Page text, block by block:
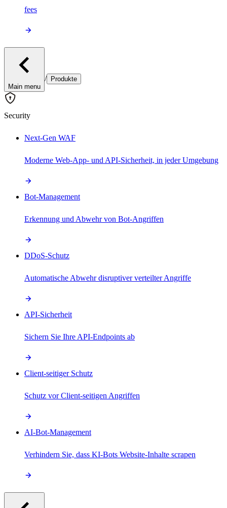
fees
Main menu
/ Produkte
Security
Next-Gen WAF
Moderne Web-App- und API-Sicherheit, in jeder Umgebung
Bot-Management
Erkennung und Abwehr von Bot-Angriffen
DDoS-Schutz
Automatische Abwehr disruptiver verteilter Angriffe
API-Sicherheit
Sichern Sie Ihre API-Endpoints ab
Client-seitiger Schutz
Schutz vor Client-seitigen Angriffen
AI-Bot-Management
Verhindern Sie, dass KI-Bots Website-Inhalte scrapen